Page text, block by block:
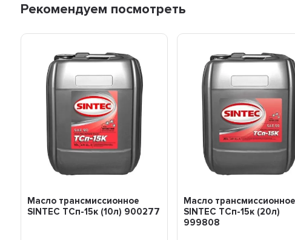
Рекомендуем посмотреть
Масло трансмиссионное
SINTEC ТСп-15к (10л) 900277
Масло трансмиссионное
SINTEC ТСп-15к (20л)
999808